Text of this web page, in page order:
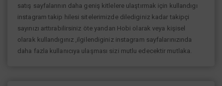
satış sayfalarının daha geniş kitlelere ulaştırmak için kullandıgı
instagram takip hilesi sitelerimizde dilediginiz kadar takipçi
sayınızı arttırabilirsiniz öte yandan Hobi olarak veya kişisel
olarak kullandıgınız ,ilgilendiginiz instagram sayfalarınızında
daha fazla kullanıcıya ulaşması sizi mutlu edecektir mutlaka.